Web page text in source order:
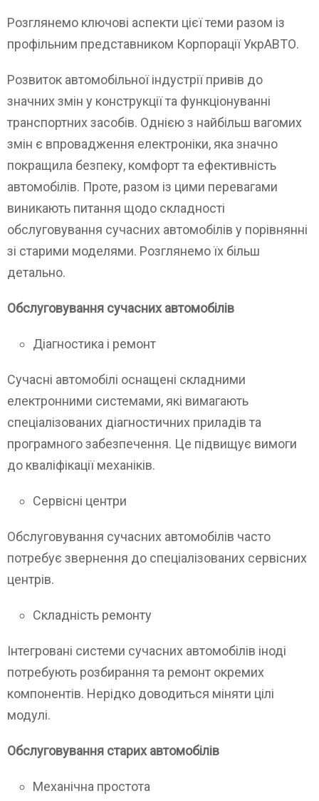
Розглянемо ключові аспекти цієї теми разом із
профільним представником Корпорації УкрАВТО.
Розвиток автомобільної індустрії привів до
значних змін у конструкції та функціонуванні
транспортних засобів. Однією з найбільш вагомих
змін є впровадження електроніки, яка значно
покращила безпеку, комфорт та ефективність
автомобілів. Проте, разом із цими перевагами
виникають питання щодо складності
обслуговування сучасних автомобілів у порівнянні
зі старими моделями. Розглянемо їх більш
детально.
Обслуговування сучасних автомобілів
Діагностика і ремонт
Сучасні автомобілі оснащені складними
електронними системами, які вимагають
спеціалізованих діагностичних приладів та
програмного забезпечення. Це підвищує вимоги
до кваліфікації механіків.
Сервісні центри
Обслуговування сучасних автомобілів часто
потребує звернення до спеціалізованих сервісних
центрів.
Складність ремонту
Інтегровані системи сучасних автомобілів іноді
потребують розбирання та ремонт окремих
компонентів. Нерідко доводиться міняти цілі
модулі.
Обслуговування старих автомобілів
Механічна простота